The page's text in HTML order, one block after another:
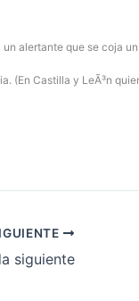
alertante que se coja
Castilla y LeÃ³n
siguiente